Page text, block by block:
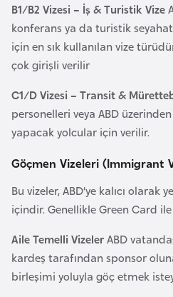
B1/B2 Vizesi – İş & Turistik Vize
konferans ya da turistik
için en sık kullanılan vize
çok girişli verilir
C1/D Vizesi – Transit &
personelleri veya ABD
yapacak yolcular için verilir.
Göçmen Vizeleri (Immigrant
Bu vizeler, ABD’ye kalıcı olarak
içindir. Genellikle Green Card ile
Aile Temelli VizelerABD
kardeş tarafından sponsor
birleşimi yoluyla göç etmek
F
i
l
i
ş
i
a
h
i
i